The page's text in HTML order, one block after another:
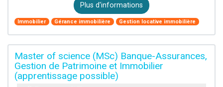
Plus d'informations
Immobilier Gérance immobilière Gestion locative immobilière
Master of science (MSc) Banque-Assurances,
Gestion de Patrimoine et Immobilier
(apprentissage possible)